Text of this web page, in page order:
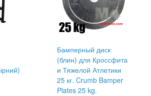
Бамперный диск
(блин) для Кроссфита
и Тяжелой Атлетики
25 кг. Crumb Bamper
Plates 25 kg.